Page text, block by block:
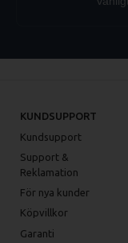
KUNDSUPPORT
Kundsupport
Support &
Reklamation
För nya kunder
Köpvillkor
Garanti